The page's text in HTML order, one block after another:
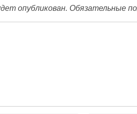
опубликован. Обязательные